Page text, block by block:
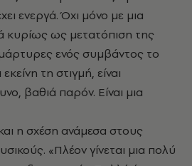
ενεργά. Όχι μόνο με μια
κυρίως ως μετατόπιση της
ενός συμβάντος το
τη στιγμή, είναι
βαθιά παρόν. Είναι μια
η σχέση ανάμεσα στους
«Πλέον γίνεται μια πολύ